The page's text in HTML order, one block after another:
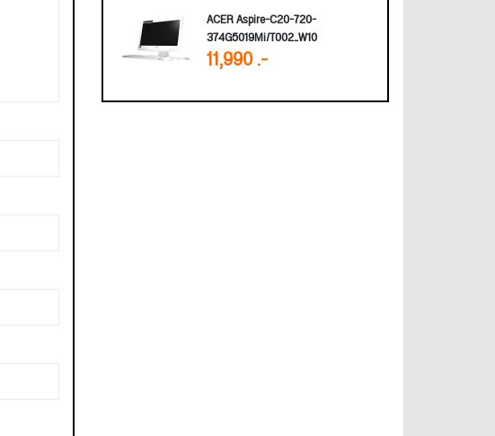
ACER Aspire-C20-720-
374G5019Mi/T002_W10
11,990 .-